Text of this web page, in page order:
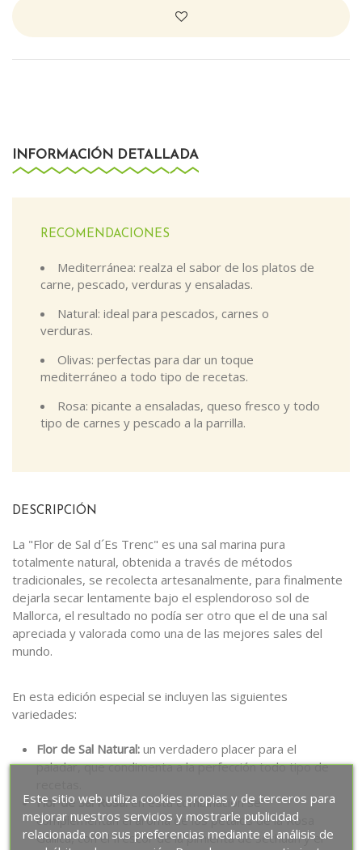
INFORMACIÓN DETALLADA
RECOMENDACIONES
Mediterránea: realza el sabor de los platos de
carne, pescado, verduras y ensaladas.
Natural: ideal para pescados, carnes o
verduras.
Olivas: perfectas para dar un toque
mediterráneo a todo tipo de recetas.
Rosa: picante a ensaladas, queso fresco y todo
tipo de carnes y pescado a la parrilla.
DESCRIPCIÓN
La "Flor de Sal d´Es Trenc" es una sal marina pura
totalmente natural, obtenida a través de métodos
tradicionales, se recolecta artesanalmente, para finalmente
dejarla secar lentamente bajo el esplendoroso sol de
Mallorca, el resultado no podía ser otro que el de una sal
apreciada y valorada como una de las mejores sales del
mundo.
En esta edición especial se incluyen las siguientes
variedades:
Flor de Sal Natural: un verdadero placer para el
paladar, que condimenta a la perfección todo tipo de
Flor de Sal Rosa:en esta combinación se
complementan el aroma de los pétalos de la Rosa
Gallica, con el frescor de la pimienta de Sechuán y el
Este sitio web utiliza cookies propias y de terceros para
mejorar nuestros servicios y mostrarle publicidad
relacionada con sus preferencias mediante el análisis de